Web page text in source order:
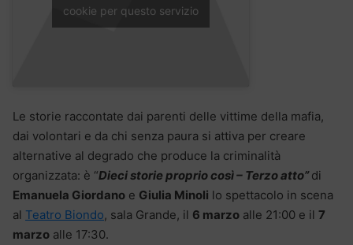
cookie per questo servizio
Le storie raccontate dai parenti delle vittime della mafia,
dai volontari e da chi senza paura si attiva per creare
alternative al degrado che produce la criminalità
organizzata: è “Dieci storie proprio così – Terzo atto”di
Emanuela Giordano e Giulia Minoli lo spettacolo in scena
al Teatro Biondo, sala Grande, il 6 marzo alle 21:00 e il 7
marzo alle 17:30.